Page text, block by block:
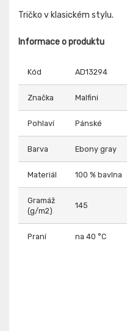
Tričko v klasickém stylu.
Informace o produktu
Kód AD13294
Značka Malfini
Pohlaví Pánské
Barva Ebony gray
Materiál 100 % bavlna
Gramáž
(g/m2)
145
Praní na 40 °C